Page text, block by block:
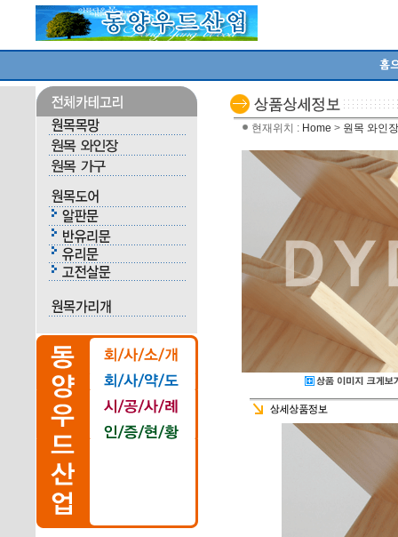
현재위치 : Home > 원목 와인장